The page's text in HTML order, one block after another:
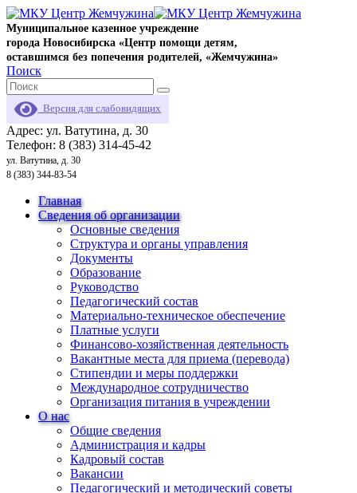
Муниципальное казенное учреждение
города Новосибирска «Центр помощи детям,
оставшимся без попечения родителей, «Жемчужина»
Поиск
Версия для слабовидящих
Адрес: ул. Ватутина, д. 30
Телефон: 8 (383) 314-45-42
ул. Ватутина, д. 30
8 (383) 344-83-54
Главная
Сведения об организации
Основные сведения
Структура и органы управления
Документы
Образование
Руководство
Педагогический состав
Материально-техническое обеспечение
Платные услуги
Финансово-хозяйственная деятельность
Вакантные места для приема (перевода)
Стипендии и меры поддержки
Международное сотрудничество
Организация питания в учреждении
О нас
Общие сведения
Администрация и кадры
Кадровый состав
Вакансии
Педагогический и методический советы